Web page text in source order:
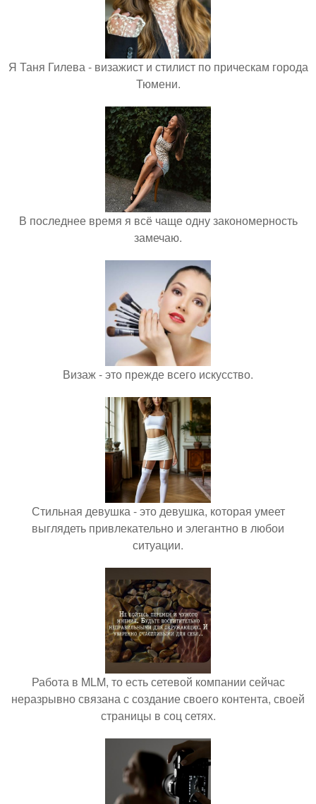
Я Таня Гилева - визажист и стилист по прическам города
Тюмени.
В последнее время я всё чаще одну закономерность
замечаю.
Визаж - это прежде всего искусство.
Стильная девушка - это девушка, которая умеет
выглядеть привлекательно и элегантно в любои
ситуации.
Работа в MLM, то есть сетевой компании сейчас
неразрывно связана с создание своего контента, своей
страницы в соц сетях.